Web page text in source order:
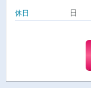
休日 日